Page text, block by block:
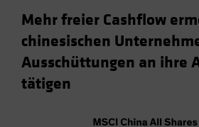
Mehr freier Cashflow
chinesischen
Ausschüttungen an ihre
tätigen